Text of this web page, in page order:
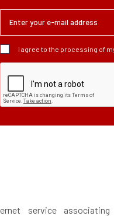
I agree to the processing of
service